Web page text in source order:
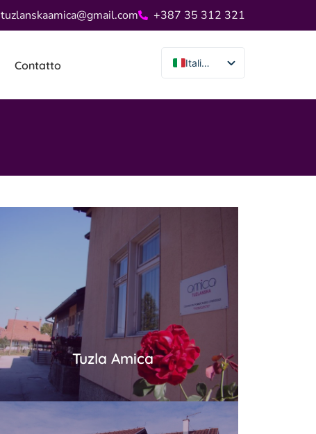
tuzlanskaamica@gmail.com +387 35 312 321
Contatto
Italiano
Tuzla Amica